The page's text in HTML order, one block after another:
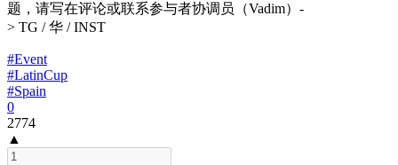
题，请写在评论或联系参与者协调员（Vadim）-
> TG / 华 / INST
#Event
#LatinCup
#Spain
0
2774
▲